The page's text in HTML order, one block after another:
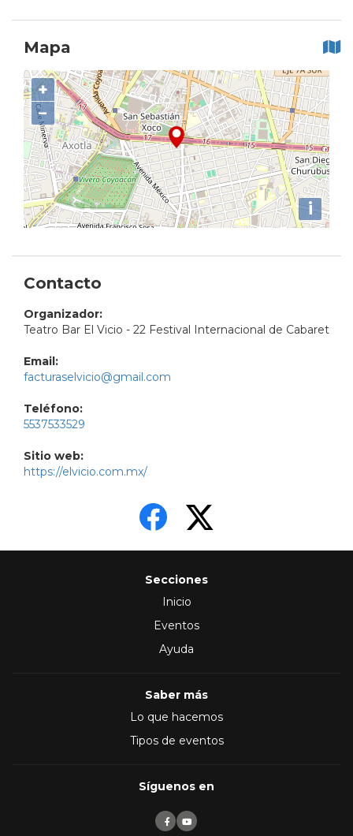
Mapa
+
−
i
Contacto
Organizador:
Teatro Bar El Vicio - 22 Festival Internacional de Cabaret
Email:
facturaselvicio@gmail.com
Teléfono:
5537533529
Sitio web:
https://elvicio.com.mx/
Secciones
Inicio
Eventos
Ayuda
Saber más
Lo que hacemos
Tipos de eventos
Síguenos en